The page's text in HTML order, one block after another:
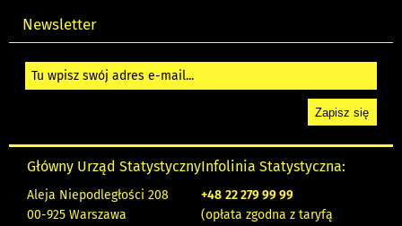
Newsletter
Główny Urząd Statystyczny
Aleja Niepodległości 208
00-925 Warszawa
Infolinia Statystyczna:
+48 22 279 99 99
(opłata zgodna z taryfą